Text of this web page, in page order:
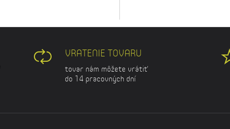
VRATENIE TOVARU
tovar nám môžete vrátiť
do 14 pracovných dní